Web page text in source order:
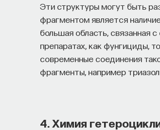
Эти структуры могут быть
фрагментом является
большая область, связанная
препаратах, как фунгициды,
современные соединения
фрагменты, например
4. Химия